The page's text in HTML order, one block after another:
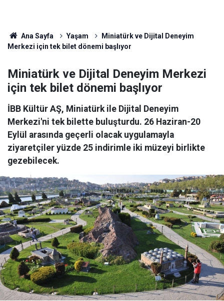
Ana Sayfa Yaşam
Miniatürk ve Dijital Deneyim
Merkezi için tek bilet dönemi başlıyor
Miniatürk ve Dijital Deneyim Merkezi
için tek bilet dönemi başlıyor
İBB Kültür AŞ, Miniatürk ile Dijital Deneyim
Merkezi'ni tek bilette buluşturdu. 26 Haziran-20
Eylül arasında geçerli olacak uygulamayla
ziyaretçiler yüzde 25 indirimle iki müzeyi birlikte
gezebilecek.